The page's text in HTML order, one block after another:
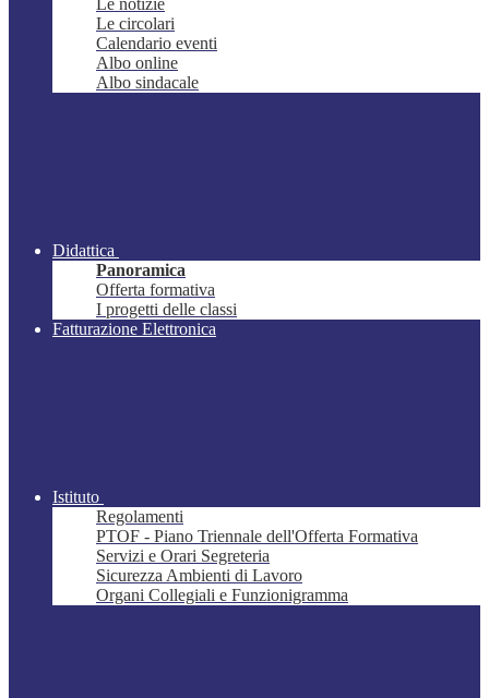
Le notizie
Le circolari
Calendario eventi
Albo online
Albo sindacale
Didattica
Panoramica
Offerta formativa
I progetti delle classi
Fatturazione Elettronica
Istituto
Regolamenti
PTOF - Piano Triennale dell'Offerta Formativa
Servizi e Orari Segreteria
Sicurezza Ambienti di Lavoro
Organi Collegiali e Funzionigramma